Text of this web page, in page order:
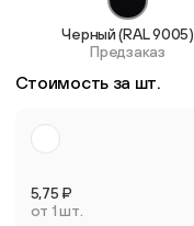
Черный (RAL 9005)
Предзаказ
Стоимость за шт.
5,75 ₽
от 1 шт.